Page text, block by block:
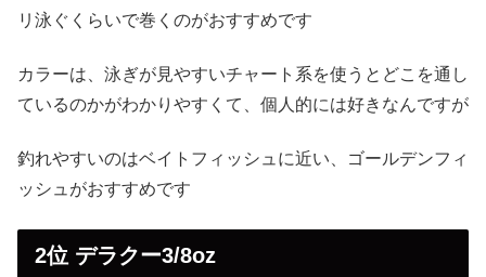
リ泳ぐくらいで巻くのがおすすめです
カラーは、泳ぎが見やすいチャート系を使うとどこを通し
ているのかがわかりやすくて、個人的には好きなんですが
釣れやすいのはベイトフィッシュに近い、ゴールデンフィ
ッシュがおすすめです
2位 デラクー3/8oz